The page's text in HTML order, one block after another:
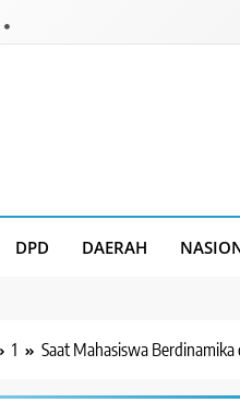
DPD DAERAH
1 Saat Mahasiswa